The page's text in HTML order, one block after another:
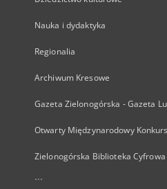
Nauka i dydaktyka
Regionalia
Archiwum Kresowe
Gazeta Zielonogórska - Gazeta
Otwarty Międzynarodowy
Zielonogórska Biblioteka
...